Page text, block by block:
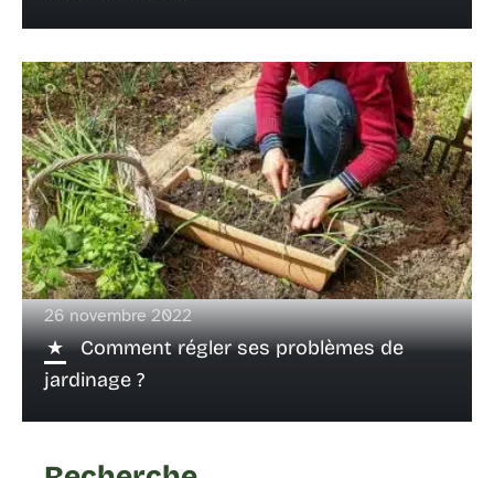
26 novembre 2022
Comment régler ses problèmes de
jardinage ?